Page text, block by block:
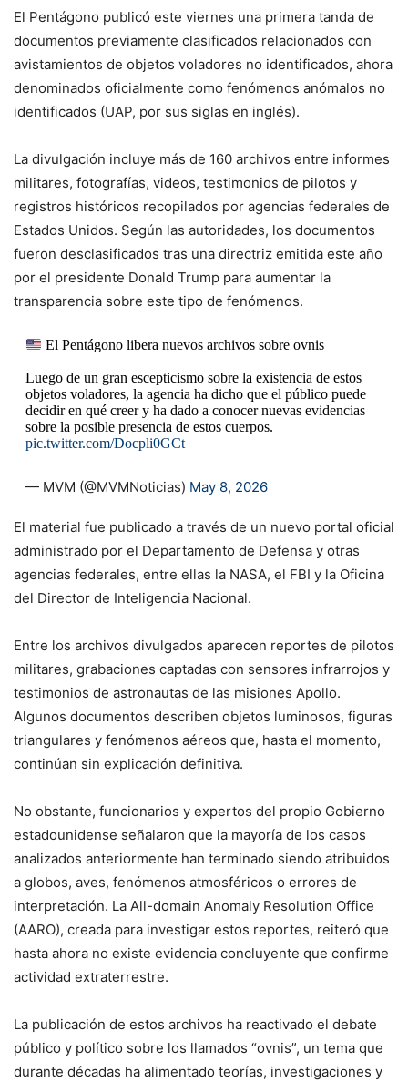
El Pentágono publicó este viernes una primera tanda de
documentos previamente clasificados relacionados con
avistamientos de objetos voladores no identificados, ahora
denominados oficialmente como fenómenos anómalos no
identificados (UAP, por sus siglas en inglés).
La divulgación incluye más de 160 archivos entre informes
militares, fotografías, videos, testimonios de pilotos y
registros históricos recopilados por agencias federales de
Estados Unidos. Según las autoridades, los documentos
fueron desclasificados tras una directriz emitida este año
por el presidente Donald Trump para aumentar la
transparencia sobre este tipo de fenómenos.
El Pentágono libera nuevos archivos sobre ovnis
Luego de un gran escepticismo sobre la existencia de estos
objetos voladores, la agencia ha dicho que el público puede
decidir en qué creer y ha dado a conocer nuevas evidencias
sobre la posible presencia de estos cuerpos.
pic.twitter.com/Docpli0GCt
— MVM (@MVMNoticias) May 8, 2026
El material fue publicado a través de un nuevo portal oficial
administrado por el Departamento de Defensa y otras
agencias federales, entre ellas la NASA, el FBI y la Oficina
del Director de Inteligencia Nacional.
Entre los archivos divulgados aparecen reportes de pilotos
militares, grabaciones captadas con sensores infrarrojos y
testimonios de astronautas de las misiones Apollo.
Algunos documentos describen objetos luminosos, figuras
triangulares y fenómenos aéreos que, hasta el momento,
continúan sin explicación definitiva.
No obstante, funcionarios y expertos del propio Gobierno
estadounidense señalaron que la mayoría de los casos
analizados anteriormente han terminado siendo atribuidos
a globos, aves, fenómenos atmosféricos o errores de
interpretación. La All-domain Anomaly Resolution Office
(AARO), creada para investigar estos reportes, reiteró que
hasta ahora no existe evidencia concluyente que confirme
actividad extraterrestre.
La publicación de estos archivos ha reactivado el debate
público y político sobre los llamados “ovnis”, un tema que
durante décadas ha alimentado teorías, investigaciones y